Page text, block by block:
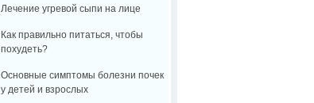
Лечение угревой сыпи на лице
Как правильно питаться, чтобы
похудеть?
Основные симптомы болезни почек
у детей и взрослых